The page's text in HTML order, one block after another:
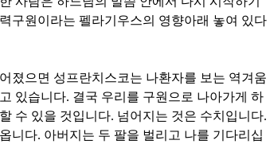
구원이라는 펠라기우스의 영향아래 놓여 있다
졌으면 성프란치스코는 나환자를 보는 역겨움
있습니다. 결국 우리를 구원으로 나아가게 하
수 있을 것입니다. 넘어지는 것은 수치입니다.
니다. 아버지는 두 팔을 벌리고 나를 기다리십